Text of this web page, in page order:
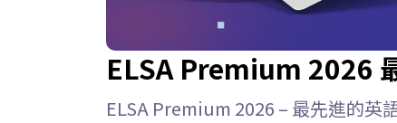
ELSA Premium 2026
ELSA Premium 2026 – 最先進的英